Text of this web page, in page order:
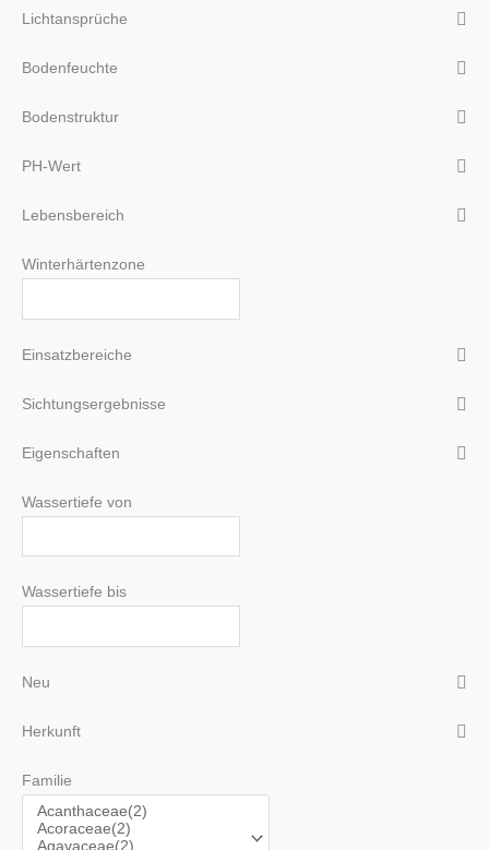
Lichtansprüche
Bodenfeuchte
Bodenstruktur
PH-Wert
Lebensbereich
Winterhärtenzone
Einsatzbereiche
Sichtungsergebnisse
Eigenschaften
Wassertiefe von
Wassertiefe bis
Neu
Herkunft
Familie